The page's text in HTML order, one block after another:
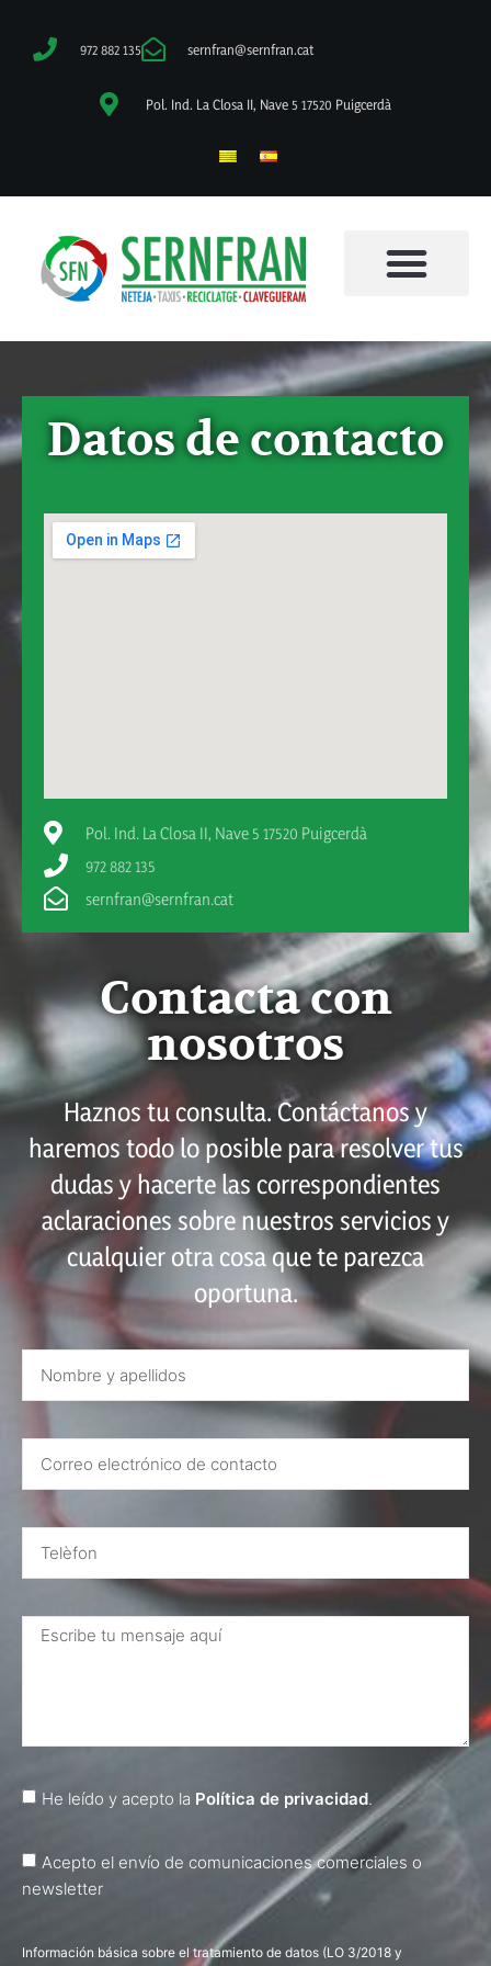
972 882 135 sernfran@sernfran.cat
Pol. Ind. La Closa II, Nave 5 17520 Puigcerdà
Contacta con
nosotros
Haznos tu consulta. Contáctanos y
haremos todo lo posible para resolver tus
dudas y hacerte las correspondientes
aclaraciones sobre nuestros servicios y
cualquier otra cosa que te parezca
oportuna.
He leído y acepto la Política de privacidad.
Acepto el envío de comunicaciones comerciales o
newsletter
Información básica sobre el tratamiento de datos (LO 3/2018 y
Datos de contacto
Pol. Ind. La Closa II, Nave 5 17520 Puigcerdà
972 882 135
sernfran@sernfran.cat